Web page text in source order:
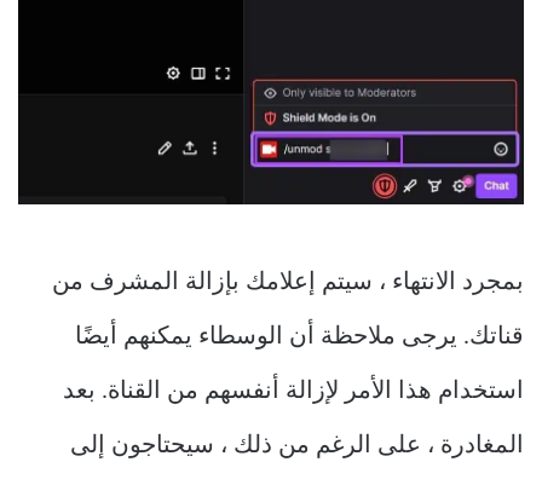
بمجرد الانتهاء ، سيتم إعلامك بإزالة المشرف من
قناتك. يرجى ملاحظة أن الوسطاء يمكنهم أيضًا
استخدام هذا الأمر لإزالة أنفسهم من القناة. بعد
المغادرة ، على الرغم من ذلك ، سيحتاجون إلى